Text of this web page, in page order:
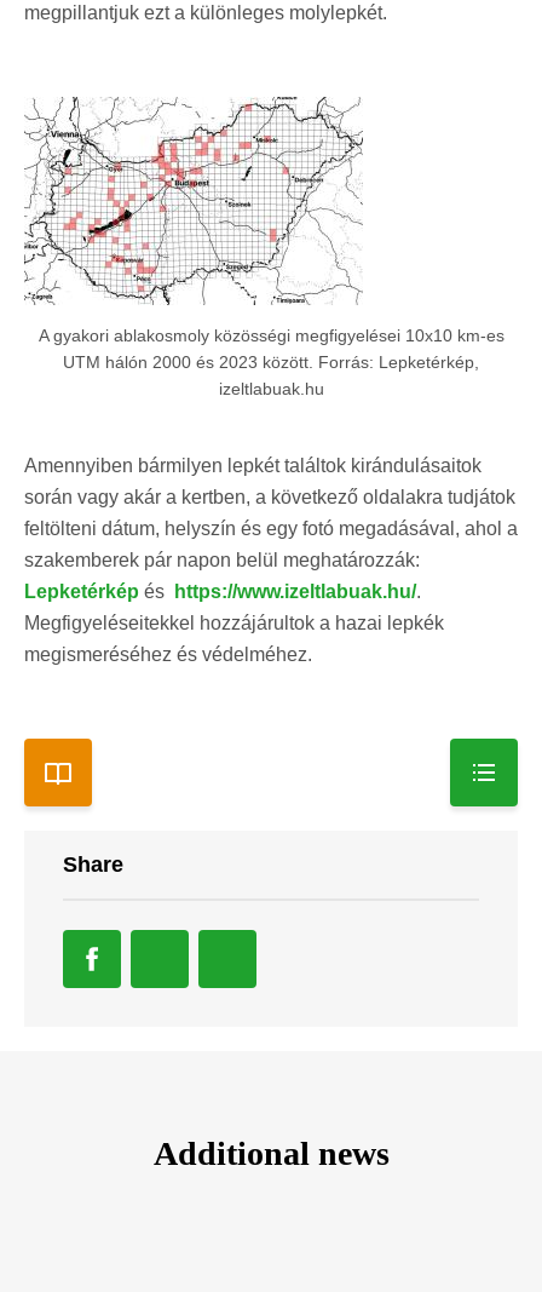
megpillantjuk ezt a különleges molylepkét.
A gyakori ablakosmoly közösségi megfigyelései 10x10 km-es
UTM hálón 2000 és 2023 között. Forrás: Lepketérkép,
izeltlabuak.hu
Amennyiben bármilyen lepkét találtok kirándulásaitok
során vagy akár a kertben, a következő oldalakra tudjátok
feltölteni dátum, helyszín és egy fotó megadásával, ahol a
szakemberek pár napon belül meghatározzák:
Lepketérkép és https://www.izeltlabuak.hu/.
Megfigyeléseitekkel hozzájárultok a hazai lepkék
megismeréséhez és védelméhez.
Share
Additional news